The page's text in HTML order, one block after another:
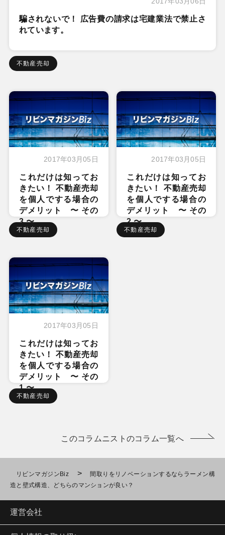
騙されないで！ 広告費の請求は宅建業法で禁止さ
れています。
不動産売却
2017年03月05日
これだけは知ってお
きたい！ 不動産売却
を個人でする場合の
デメリット 〜 その
3 〜
不動産売却
2017年03月05日
これだけは知ってお
きたい！ 不動産売却
を個人でする場合の
デメリット 〜 その
2 〜
不動産売却
2017年03月05日
これだけは知ってお
きたい！ 不動産売却
を個人でする場合の
デメリット 〜 その
1 〜
不動産売却
このコラムニストのコラム一覧へ
リビンマガジンBiz >
間取りをリノベーションするならラーメン構
造と壁式構造、どちらのマンションが良い？
運営会社